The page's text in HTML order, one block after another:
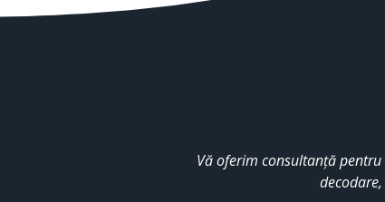
Vă oferim consultanță